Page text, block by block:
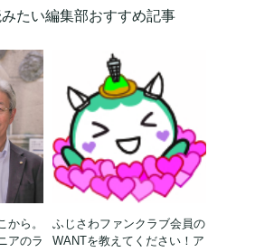
たい編集部おすすめ記事
から。
アのラ
ふじさわファンクラブ会員の
WANTを教えてください！ア